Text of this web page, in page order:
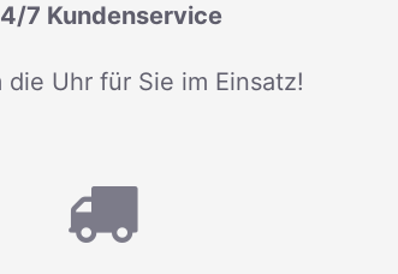
7 Kundenservice
die Uhr für Sie im Einsatz!